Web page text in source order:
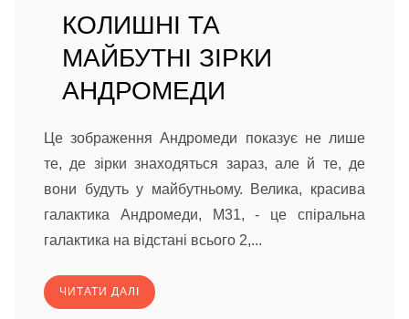
КОЛИШНІ ТА
МАЙБУТНІ ЗІРКИ
АНДРОМЕДИ
Це зображення Андромеди показує не лише
те, де зірки знаходяться зараз, але й те, де
вони будуть у майбутньому. Велика, красива
галактика Андромеди, M31, - це спіральна
галактика на відстані всього 2,...
ЧИТАТИ ДАЛІ